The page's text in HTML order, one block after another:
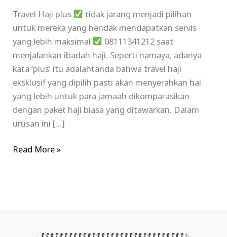
Travel Haji plus
tidak jarang menjadi pilihan
untuk mereka yang hendak mendapatkan servis
yang lebih maksimal
08111341212 saat
menjalankan ibadah haji. Seperti namaya, adanya
kata ‘plus’ itu adalahtanda bahwa travel haji
eksklusif yang dipilih pasti akan menyerahkan hal
yang lebih untuk para jamaah dikomparasikan
dengan paket haji biasa yang ditawarkan. Dalam
urusan ini […]
Read More »